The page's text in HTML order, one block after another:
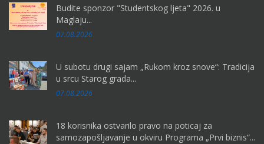
Budite sponzor "Studentskog ljeta" 2026. u
Maglaju...
07.08.2026
U subotu drugi sajam „Rukom kroz snove“: Tradicija
u srcu Starog grada...
07.08.2026
18 korisnika ostvarilo pravo na poticaj za
samozapošljavanje u okviru Programa „Prvi biznis“...